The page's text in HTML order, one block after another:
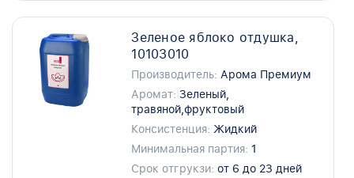
Зеленое яблоко отдушка,
10103010
Производитель: Арома Премиум
Аромат: Зеленый,
травяной,фруктовый
Консистенция: Жидкий
Минимальная партия: 1
Срок отгрукзи: от 6 до 23 дней